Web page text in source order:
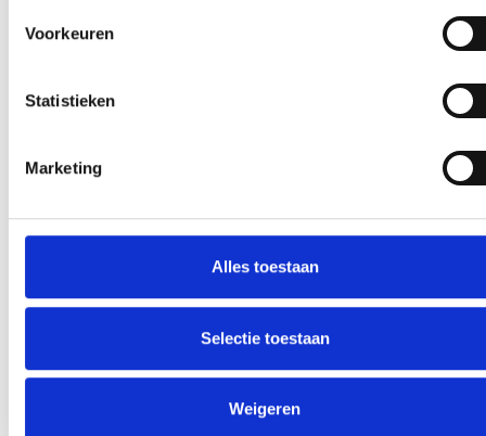
Voorkeuren
Statistieken
Marketing
Alles toestaan
Selectie toestaan
Weigeren
‘Méér kansen voor de eigen jeugd’
Groot onderhoud op ons sportpark
Uitnodiging voor de EXTRA Algemene Ledenvergadering